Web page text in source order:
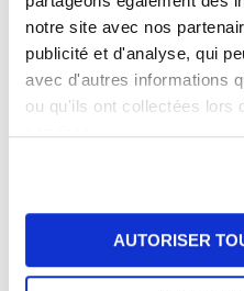
notre site avec nos
publicité et d'analyse, qui
avec d'autres informations
ou qu'ils ont collectées lors
services.
AUTORISER
UFI Filters soutient
courses
Europe et aux États-
10 juin 2026